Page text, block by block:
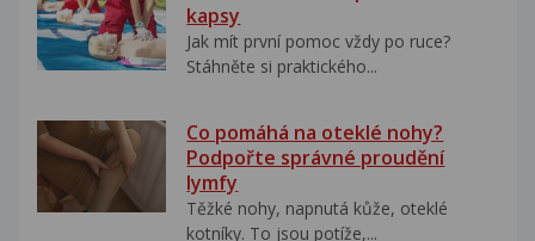
kapsy
Jak mít první pomoc vždy po ruce?
Stáhněte si praktického...
Co pomáhá na oteklé nohy?
Podpořte správné proudění
lymfy
Těžké nohy, napnutá kůže, oteklé
kotníky. To jsou potíže,...